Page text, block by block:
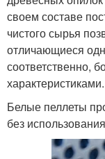
своем составе
чистого сырья
отличающиеся
соответственно,
характеристиками.
Белые пеллеты
без